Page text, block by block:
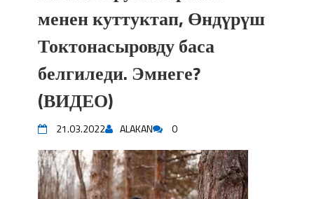
менен куттуктап, Өндүрүш
Токтонасыровду баса
белгиледи. Эмнеге?
(ВИДЕО)
21.03.2022 ALAKAN 0